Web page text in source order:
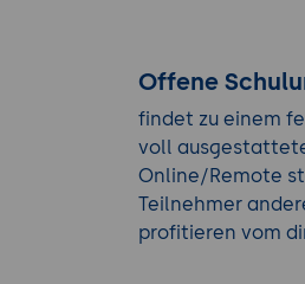
Offene
findet zu einem
voll
Online/Remote
Teilnehmer
profitieren vom